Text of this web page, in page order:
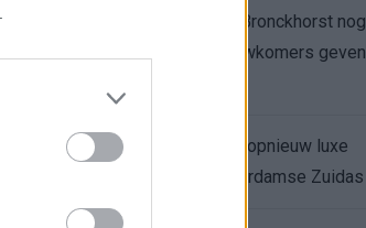
Feyenoord onder Van Bronckhorst nog
altijd ongeslagen: nieuwkomers geven
Hakim Ziyech verhuurt opnieuw luxe
appartement op Amsterdamse Zuidas